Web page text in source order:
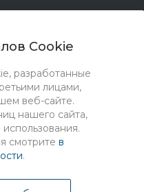
Cookie
разработанные
лицами,
веб-сайте.
нашего сайта,
смотрите в
.